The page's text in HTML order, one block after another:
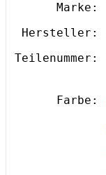
Marke:
Hersteller:
Teilenummer:
Farbe: